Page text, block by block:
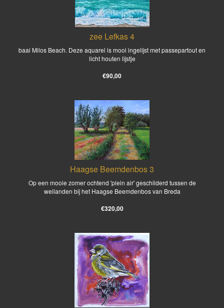
zee Lefkas 4
baai Milos Beach. Deze aquarel is mooi ingelijst met passepartout en
licht houten lijstje
€90,00
Haagse Beemdenbos 3
Op een mooie zomer ochtend 'plein air' geschilderd tussen de
weilanden bij het Haagse Beemdenbos van Breda
€320,00